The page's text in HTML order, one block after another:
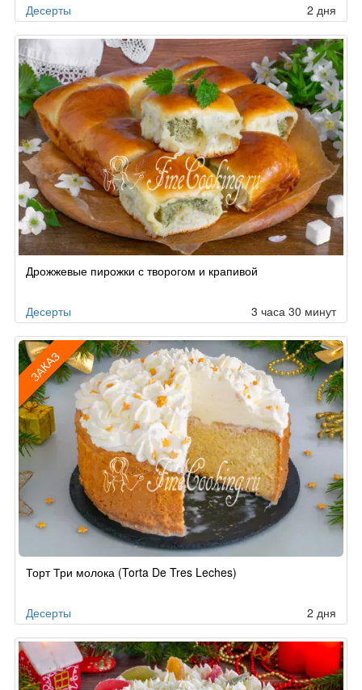
Десерты 2 дня
Дрожжевые пирожки с творогом и крапивой
Десерты 3 часа 30 минут
ЗАКАЗ
по
Торт Три молока (Torta De Tres Leches)
Десерты 2 дня